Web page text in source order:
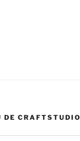
DE CRAFTSTUDIO